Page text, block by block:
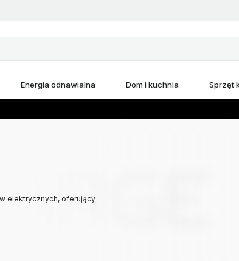
Energia odnawialna Dom i kuchnia Sprzęt
elektrycznych, oferujący